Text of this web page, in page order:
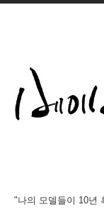
"나의 모델들이 10년